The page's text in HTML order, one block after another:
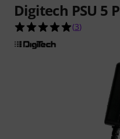
Digitech PSU 5
5.0 von 5
(3)